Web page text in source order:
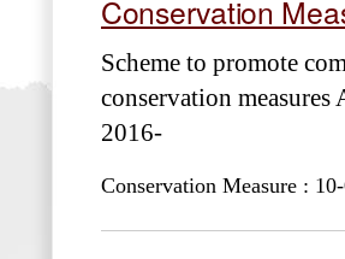
Conservation
Scheme to promote
conservation
2016-
Conservation Measure :